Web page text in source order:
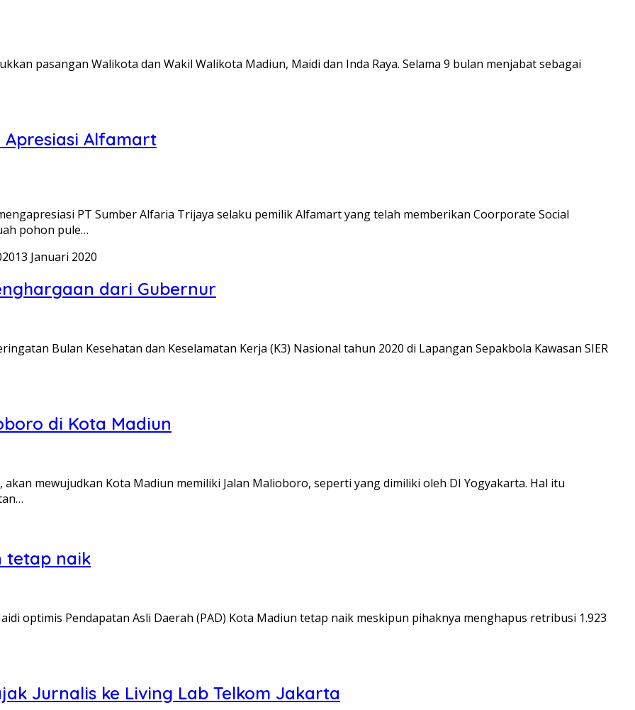
pasangan Walikota dan Wakil Walikota Madiun, Maidi dan Inda Raya. Selama 9 bulan menjabat sebagai
Apresiasi Alfamart
PT Sumber Alfaria Trijaya selaku pemilik Alfamart yang telah memberikan Coorporate Social
pohon pule…
13 Januari 2020
dari Gubernur
Bulan Kesehatan dan Keselamatan Kerja (K3) Nasional tahun 2020 di Lapangan Sepakbola Kawasan SIER
di Kota Madiun
mewujudkan Kota Madiun memiliki Jalan Malioboro, seperti yang dimiliki oleh DI Yogyakarta. Hal itu
tetap naik
optimis Pendapatan Asli Daerah (PAD) Kota Madiun tetap naik meskipun pihaknya menghapus retribusi 1.923
Jurnalis ke Living Lab Telkom Jakarta